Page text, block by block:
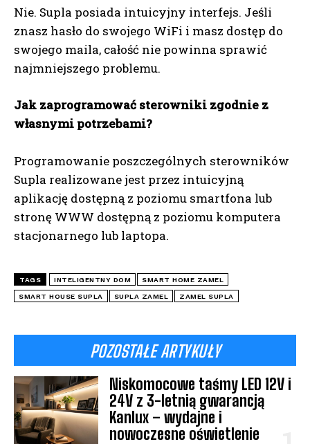
POZOSTAŁE ARTYKUŁY
Niskomocowe taśmy LED 12V i
24V z 3-letnią gwarancją
Kanlux – wydajne i
nowoczesne oświetlenie
Nie. Supla posiada intuicyjny interfejs. Jeśli
znasz hasło do swojego WiFi i masz dostęp do
swojego maila, całość nie powinna sprawić
najmniejszego problemu.
Jak zaprogramować sterowniki zgodnie z
własnymi potrzebami?
Programowanie poszczególnych sterowników
Supla realizowane jest przez intuicyjną
aplikację dostępną z poziomu smartfona lub
stronę WWW dostępną z poziomu komputera
stacjonarnego lub laptopa.
TAGS INTELIGENTNY DOM SMART HOME ZAMEL
SMART HOUSE SUPLA SUPLA ZAMEL ZAMEL SUPLA